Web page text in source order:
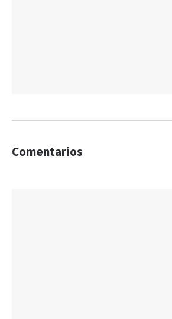
Comentarios